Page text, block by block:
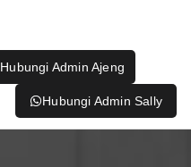
Hubungi Admin Ajeng
Hubungi Admin Sally